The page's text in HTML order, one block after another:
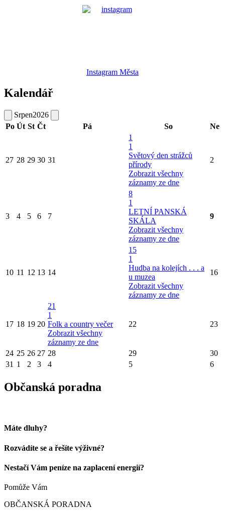
Instagram Města
Kalendář
Srpen2026
Po Út St Čt Pá So Ne
27 28 29 30 31
1
1
Světový den strážců
přírody
Zobrazit všechny
záznamy ze dne
2
3 4 5 6 7
8
1
LETNÍ PANSKÁ
SKÁLA
Zobrazit všechny
záznamy ze dne
9
10 11 12 13 14
15
1
Hudba na kolejích . . . a
u muzea
Zobrazit všechny
záznamy ze dne
16
17 18 19 20
21
1
Folk a country večer
Zobrazit všechny
záznamy ze dne
22 23
24 25 26 27 28 29
30
31 1 2 3 4 5 6
Občanská poradna
Máte dluhy?
Rozvádíte se a řešíte výživné?
Nestačí Vám peníze na zaplacení energií?
Pomůže Vám
OBČANSKÁ PORADNA